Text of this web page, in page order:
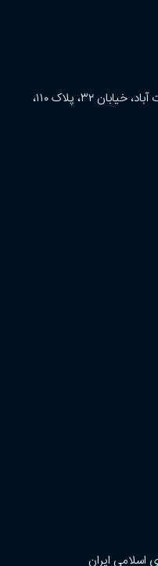
تهران، سعادت آباد، خیابان اصلی سعادت آباد، خیابان ۳۲، پلاک ۱۱۰،
اسلامی ایران